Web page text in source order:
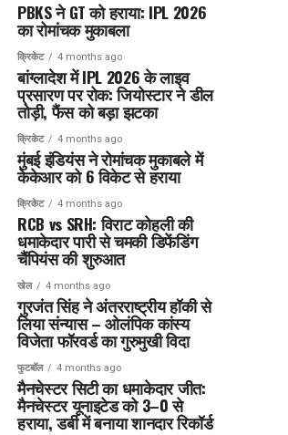
PBKS ने GT को हराया: IPL 2026
का रोमांचक मुकाबला
क्रिकेट 4 months ago
बांग्लादेश में IPL 2026 के लाइव
प्रसारण पर रोक: जियोस्टार ने डील
तोड़ी, फैंस को बड़ा झटका
क्रिकेट 4 months ago
मुंबई इंडियंस ने रोमांचक मुकाबले में
केकेआर को 6 विकेट से हराया
क्रिकेट 4 months ago
RCB vs SRH: विराट कोहली की
धमाकेदार पारी से चमकी डिफेंडिंग
चैंपियंस की शुरुआत
खेल 4 months ago
गुरजंत सिंह ने अंतरराष्ट्रीय हॉकी से
लिया संन्यास – ओलंपिक कांस्य
विजेता फॉरवर्ड का गुरुमुखी विदा
फुटबॉल 4 months ago
मैनचेस्टर सिटी का धमाकेदार जीत:
मैनचेस्टर यूनाइटेड को 3–0 से
हराया, डर्बी में बनाया शानदार रिकॉर्ड